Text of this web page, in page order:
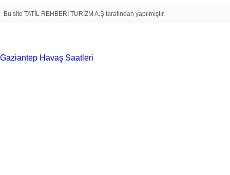
Bu site TATİL REHBERİ TURİZM A.Ş tarafından yapılmıştır.
Gaziantep Havaş Saatleri